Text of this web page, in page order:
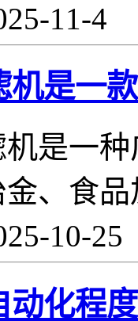
11-4
机是一
是一
、食
10-
动化程